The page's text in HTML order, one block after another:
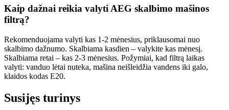
Kaip dažnai reikia valyti AEG skalbimo mašinos
filtrą?
Rekomenduojama valyti kas 1-2 mėnesius, priklausomai nuo
skalbimo dažnumo. Skalbiama kasdien – valykite kas mėnesį.
Skalbiama retai – kas 2-3 mėnesius. Požymiai, kad filtrą laikas
valyti: vanduo lėtai nuteka, mašina neišleidžia vandens iki galo,
klaidos kodas E20.
Susijęs turinys